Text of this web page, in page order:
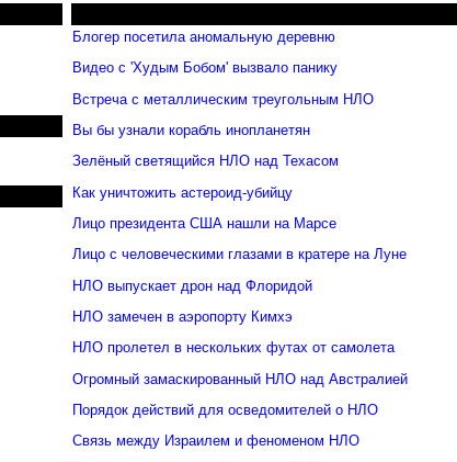
Блогер посетила аномальную деревню
Видео с 'Худым Бобом' вызвало панику
Встреча с металлическим треугольным НЛО
Вы бы узнали корабль инопланетян
Зелёный светящийся НЛО над Техасом
Как уничтожить астероид-убийцу
Лицо президента США нашли на Марсе
Лицо с человеческими глазами в кратере на Луне
НЛО выпускает дрон над Флоридой
НЛО замечен в аэропорту Кимхэ
НЛО пролетел в нескольких футах от самолета
Огромный замаскированный НЛО над Австралией
Порядок действий для осведомителей о НЛО
Связь между Израилем и феноменом НЛО